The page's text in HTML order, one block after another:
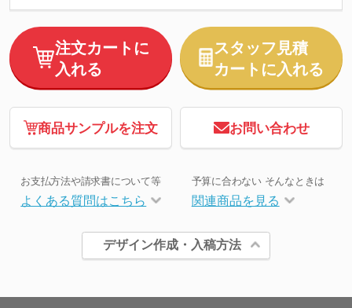
注文カートに
入れる
スタッフ見積
カートに入れる
商品サンプルを注文 お問い合わせ
お支払方法や請求書について等
よくある質問はこちら
予算に合わない そんなときは
関連商品を見る
デザイン作成・入稿方法